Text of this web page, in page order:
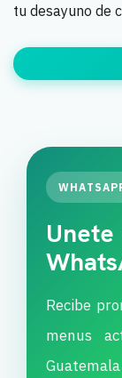
tu desayuno de
Recibe
menus